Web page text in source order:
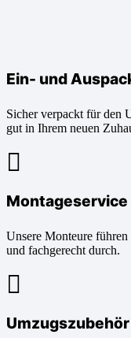
Ein- und
Sicher verpackt für den
gut in Ihrem neuen
Montageservice
Unsere Monteure
und fachgerecht durch.
Umzugszubehör